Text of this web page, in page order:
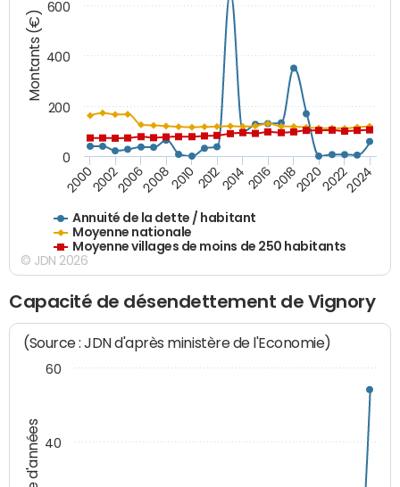
Montants (€)
Annuité de la dette / habitant
Moyenne nationale
Moyenne villages de moins de 250 habitants
20002002200620082010 2012201420162018202020222024
0
200
400
600
© JDN 2026
Capacité de désendettement de Vignory
(Source : JDN d'après ministère de l'Economie)
40
60